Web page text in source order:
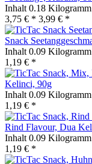
Inhalt 0.18 Kilogramm
3,75 € * 3,99 € *
Snack
Inhalt 0.09 Kilogramm
1,19 € *
Kelinci, 90g
Inhalt 0.09 Kilogramm
1,19 € *
Rind Flavour, Dua
Inhalt 0.09 Kilogramm
1,19 € *